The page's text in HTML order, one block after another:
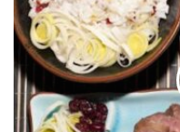
Petto
d'anatra
alla
birra
all'orientale